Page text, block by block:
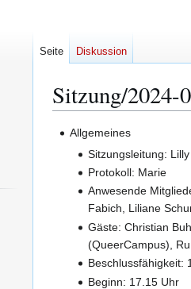
Sitzung/2024-
Zur
Navigation
springen
Zur
Suche
springen
Allgemeines
Sitzungsleitung: Lilly
Protokoll: Marie
Anwesende
Fabich, Liliane
Gäste: Christian
(QueerCampus),
Beschlussfähigkeit:
Beginn: 17.15 Uhr
Seite Diskussion